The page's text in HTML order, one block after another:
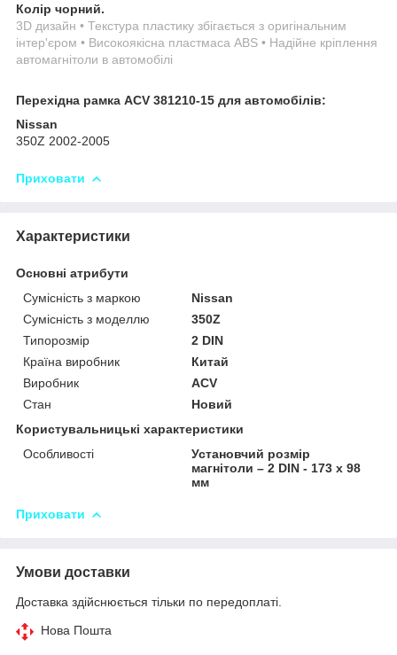
Колір чорний.
3D дизайн • Текстура пластику збігається з оригінальним
інтер'єром • Високоякісна пластмаса ABS • Надійне кріплення
автомагнітоли в автомобілі
Перехідна рамка ACV 381210-15 для автомобілів:
Nissan
350Z 2002-2005
Приховати
Характеристики
Основні атрибути
Сумісність з маркою
Nissan
Сумісність з моделлю
350Z
Типорозмір
2 DIN
Країна виробник
Китай
Виробник
ACV
Стан
Новий
Користувальницькі характеристики
Особливості
Установчий розмір
магнітоли – 2 DIN - 173 x 98
мм
Приховати
Умови доставки
Доставка здійснюється тільки по передоплаті.
Нова Пошта